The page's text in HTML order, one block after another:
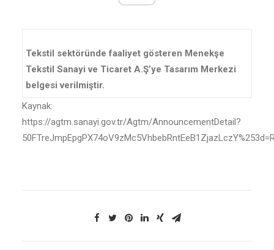
Tekstil sektöründe faaliyet gösteren Menekşe
Tekstil Sanayi ve Ticaret A.Ş’ye Tasarım Merkezi
belgesi verilmiştir.
Kaynak:
https://agtm.sanayi.gov.tr/Agtm/AnnouncementDetail?